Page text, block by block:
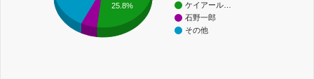
ケイアール…
石野一郎
その他
25.8%